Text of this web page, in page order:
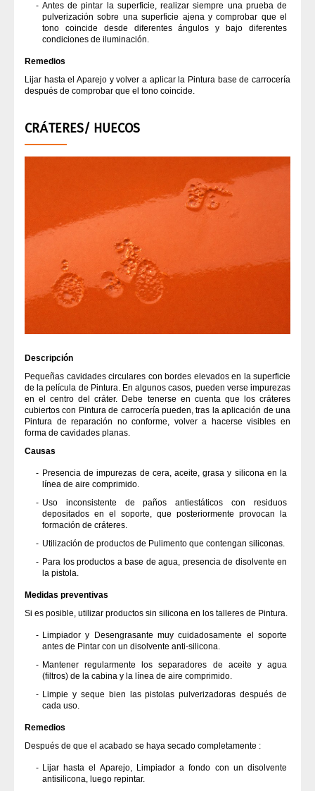
Antes de pintar la superficie, realizar siempre una prueba de
pulverización sobre una superficie ajena y comprobar que el
tono coincide desde diferentes ángulos y bajo diferentes
condiciones de iluminación.
Remedios
Lijar hasta el Aparejo y volver a aplicar la Pintura base de carrocería
después de comprobar que el tono coincide.
CRÁTERES/ HUECOS
Descripción
Pequeñas cavidades circulares con bordes elevados en la superficie
de la película de Pintura. En algunos casos, pueden verse impurezas
en el centro del cráter. Debe tenerse en cuenta que los cráteres
cubiertos con Pintura de carrocería pueden, tras la aplicación de una
Pintura de reparación no conforme, volver a hacerse visibles en
forma de cavidades planas.
Causas
Presencia de impurezas de cera, aceite, grasa y silicona en la
línea de aire comprimido.
Uso inconsistente de paños antiestáticos con residuos
depositados en el soporte, que posteriormente provocan la
formación de cráteres.
Utilización de productos de Pulimento que contengan siliconas.
Para los productos a base de agua, presencia de disolvente en
la pistola.
Medidas preventivas
Si es posible, utilizar productos sin silicona en los talleres de Pintura.
Limpiador y Desengrasante muy cuidadosamente el soporte
antes de Pintar con un disolvente anti-silicona.
Mantener regularmente los separadores de aceite y agua
(filtros) de la cabina y la línea de aire comprimido.
Limpie y seque bien las pistolas pulverizadoras después de
cada uso.
Remedios
Después de que el acabado se haya secado completamente :
Lijar hasta el Aparejo, Limpiador a fondo con un disolvente
antisilicona, luego repintar.